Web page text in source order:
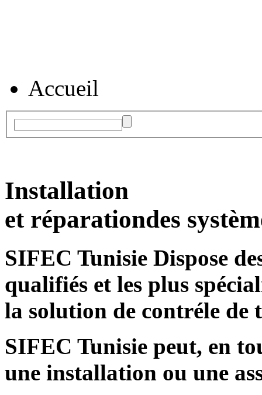
Accueil
Installation
et réparationdes
SIFEC Tunisie Dispose
qualifiés et les plus
la solution de contréle de
SIFEC Tunisie peut, en
une installation ou une